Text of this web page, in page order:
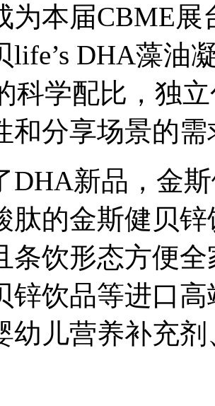
为本届CBME
life’s DHA藻油
科学配比，独
和分享场景的需
新品，金斯
肽的金斯健贝
条饮形态方便
锌饮品等进口
幼儿营养补充